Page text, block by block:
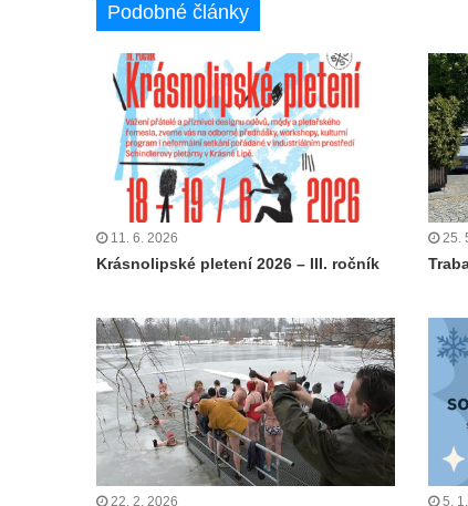
Podobné články
11. 6. 2026
Krásnolipské pletení 2026 – III. ročník
25.
22. 2. 2026 5.